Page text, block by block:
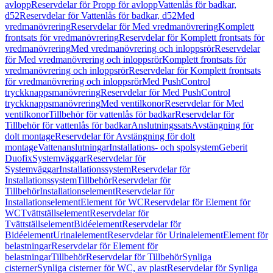
avloppReservdelar för Propp för avloppVattenlås för badkar,
d52Reservdelar för Vattenlås för badkar, d52Med
vredmanövreringReservdelar för Med vredmanövreringKomplett
frontsats för vredmanövreringReservdelar för Komplett frontsats för
vredmanövreringMed vredmanövrering och inloppsrörReservdelar
för Med vredmanövrering och inloppsrörKomplett frontsats för
vredmanövrering och inloppsrörReservdelar för Komplett frontsats
för vredmanövrering och inloppsrörMed PushControl
tryckknappsmanövreringReservdelar för Med PushControl
tryckknappsmanövreringMed ventilkonorReservdelar för Med
ventilkonorTillbehör för vattenlås för badkarReservdelar för
Tillbehör för vattenlås för badkarAnslutningssatsAvstängning för
dolt montageReservdelar för Avstängning för dolt
montageVattenanslutningarInstallations- och spolsystemGeberit
DuofixSystemväggarReservdelar för
SystemväggarInstallationssystemReservdelar för
InstallationssystemTillbehörReservdelar för
TillbehörInstallationselementReservdelar för
InstallationselementElement för WCReservdelar för Element för
WCTvättställselementReservdelar för
TvättställselementBidéelementReservdelar för
BidéelementUrinalelementReservdelar för UrinalelementElement för
belastningarReservdelar för Element för
belastningarTillbehörReservdelar för TillbehörSynliga
cisternerSynliga cisterner för WC, av plastReservdelar för Synliga